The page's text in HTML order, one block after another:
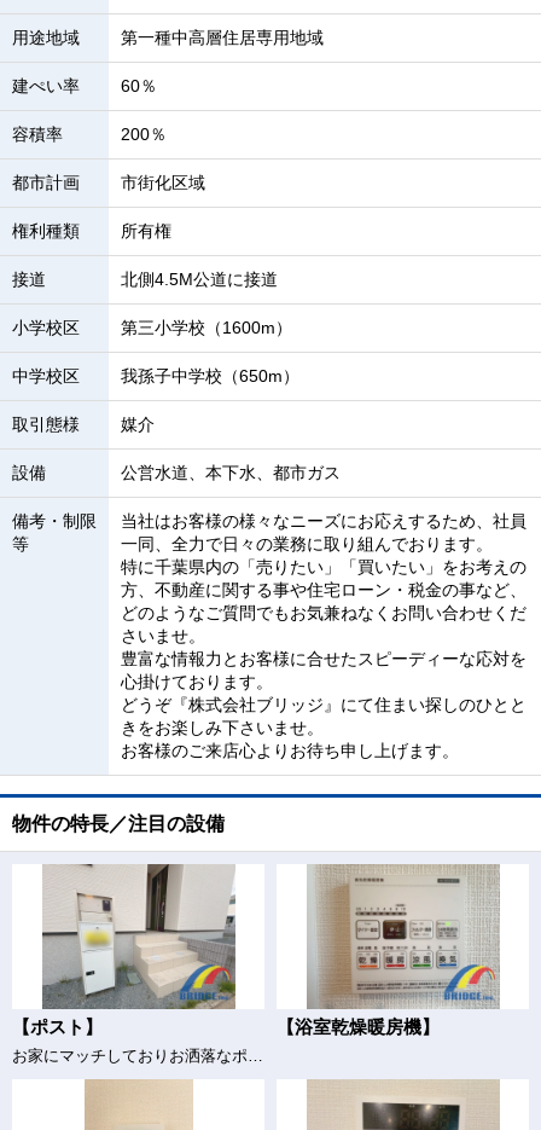
用途地域 第一種中高層住居専用地域
建ぺい率 60％
容積率 200％
都市計画 市街化区域
権利種類 所有権
接道 北側4.5M公道に接道
小学校区 第三小学校（1600m）
中学校区 我孫子中学校（650m）
取引態様 媒介
設備 公営水道、本下水、都市ガス
備考・制限
等
当社はお客様の様々なニーズにお応えするため、社員
一同、全力で日々の業務に取り組んでおります。
特に千葉県内の「売りたい」「買いたい」をお考えの
方、不動産に関する事や住宅ローン・税金の事など、
どのようなご質問でもお気兼ねなくお問い合わせくだ
さいませ。
豊富な情報力とお客様に合せたスピーディーな応対を
心掛けております。
どうぞ『株式会社ブリッジ』にて住まい探しのひとと
きをお楽しみ下さいませ。
お客様のご来店心よりお待ち申し上げます。
物件の特長／注目の設備
【ポスト】
お家にマッチしておりお洒落なポスト
【浴室乾燥暖房機】